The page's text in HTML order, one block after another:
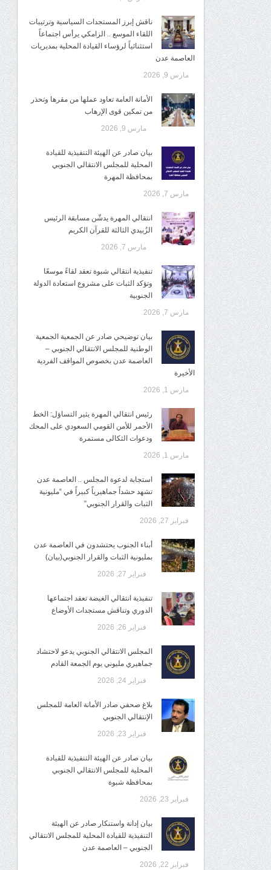
ناقش إبرز المستجدات السياسية وترتيبات
اللقاء الموسع .. الزامكي يرأس اجتماعاً
استثنائياً لرؤساء القيادة المحلية بمديريات
العاصمة عدن
مارس 9, 2026
الأمانة العامة تعاود عملها من مقرها وتحذر
من تمكين قوى الإرهاب
مارس 9, 2026
بيان صادر عن الهيئة التنفيذية للقيادة
المحلية للمجلس الانتقالي الجنوبي
بمحافظة المهرة
مارس 7, 2026
انتقالي المهرة يدشّن مسابقة الرئيس
الزُبيدي الثالثة للقرآن الكريم
مارس 7, 2026
تنفيذية انتقالي شبوة تعقد لقاءً موسعًا
وتؤكد الثبات على مشروع استعادة الدولة
الجنوبية
مارس 7, 2026
بيان توضيحي صادر عن الجمعية الجمعية
الوطنية للمجلس الانتقالي الجنوبي –
العاصمة عدن بخصوص المواقف الفردية
الأخيرة
مارس 1, 2026
رئيس انتقالي المهرة يثير التساؤل: الخط
الأحمر للأمن القومي السعودي على المحك
ودعوات الثكالى مستمرة
مارس 1, 2026
استجابة لدعوة المجلس .. العاصمة عدن
تشهد حشداً جماهيرياً كبيراً في “مليونية
الثبات والقرار الجنوبي”
فبراير 27, 2026
أبناء الجنوب يحتشدون في العاصمة عدن
بمليونية الثبات والقرار الجنوبي(بيان)
فبراير 27, 2026
تنفيذية انتقالي الغيضة تعقد اجتماعها
الدوري وتناقش مستجدات الأوضاع
فبراير 26, 2026
المجلس الانتقالي الجنوبي يدعو لاحتشاد
جماهيري مليوني يوم الجمعة القادم
فبراير 24, 2026
بلاغ صحفي صادر الأمانة العامة للمجلس
الإنتقالي الجنوبي
فبراير 23, 2026
بيان صادر عن الهيئة التنفيذية للقيادة
المحلية للمجلس الانتقالي الجنوبي
بمحافظة شبوة
فبراير 23, 2026
بيان إدانة واستنكار صادر عن الهيئة
التنفيذية للقيادة المحلية للمجلس الانتقالي
الجنوبي – العاصمة عدن
فبراير 22, 2026